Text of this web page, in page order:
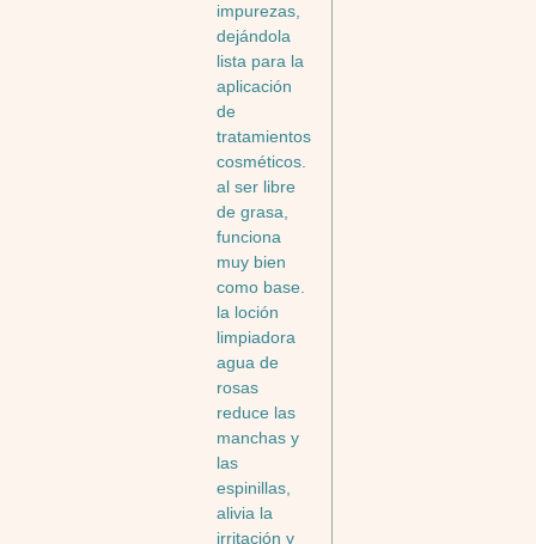
impurezas,
dejándola
lista para la
aplicación
de
tratamientos
cosméticos.
al ser libre
de grasa,
funciona
muy bien
como base.
la loción
limpiadora
agua de
rosas
reduce las
manchas y
las
espinillas,
alivia la
irritación y